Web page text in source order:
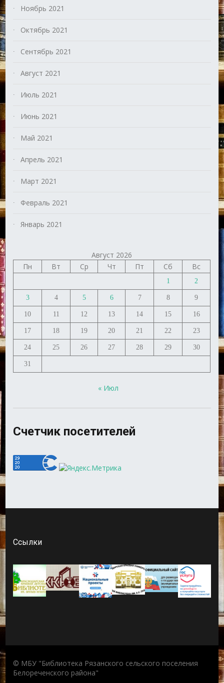
Ноябрь 2021
Октябрь 2021
Сентябрь 2021
Август 2021
Июль 2021
Июнь 2021
Май 2021
Апрель 2021
Март 2021
Февраль 2021
Январь 2021
Август 2026
Пн
Вт Ср Чт Пт Сб Вс
1 2
3 4 5 6 7 8 9
10 11 12 13 14 15 16
17 18 19 20 21 22 23
24 25 26 27 28 29 30
31
« Июл
Счетчик посетителей
Ссылки
© МБУ "Библиотека Рязанского сельского поселения
Белореченского района"